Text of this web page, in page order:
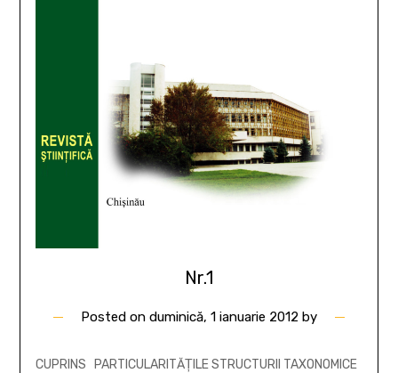
Nr.1
Posted on duminică, 1 ianuarie 2012 by
CUPRINS PARTICULARITĂŢILE STRUCTURII TAXONOMICE